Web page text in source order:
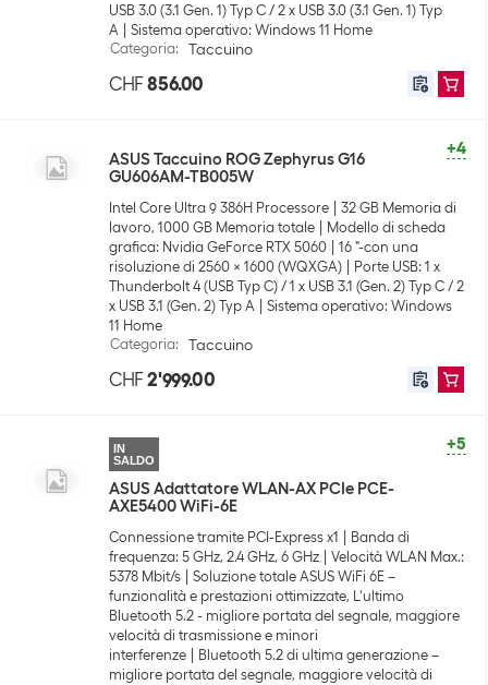
USB 3.0 (3.1 Gen. 1) Typ C / 2 x USB 3.0 (3.1 Gen. 1) Typ
A
Sistema operativo: Windows 11 Home
Categoria: Taccuino
CHF 856.00
+4
ASUS Taccuino ROG Zephyrus G16
GU606AM-TB005W
Intel Core Ultra 9 386H Processore
32 GB Memoria di
lavoro, 1000 GB Memoria totale
Modello di scheda
grafica: Nvidia GeForce RTX 5060
16 "-con una
risoluzione di 2560 x 1600 (WQXGA)
Porte USB: 1 x
Thunderbolt 4 (USB Typ C) / 1 x USB 3.1 (Gen. 2) Typ C / 2
x USB 3.1 (Gen. 2) Typ A
Sistema operativo: Windows
11 Home
Categoria: Taccuino
CHF 2'999.00
+5
IN
SALDO
ASUS Adattatore WLAN-AX PCIe PCE-
AXE5400 WiFi-6E
Connessione tramite PCI-Express x1
Banda di
frequenza: 5 GHz, 2.4 GHz, 6 GHz
Velocità WLAN Max.:
5378 Mbit/s
Soluzione totale ASUS WiFi 6E –
funzionalità e prestazioni ottimizzate, L'ultimo
Bluetooth 5.2 - migliore portata del segnale, maggiore
velocità di trasmissione e minori
interferenze
Bluetooth 5.2 di ultima generazione –
migliore portata del segnale, maggiore velocità di